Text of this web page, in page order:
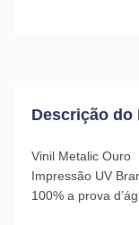
Descrição do
Vinil Metalic Ouro
Impressão UV
100% a prova